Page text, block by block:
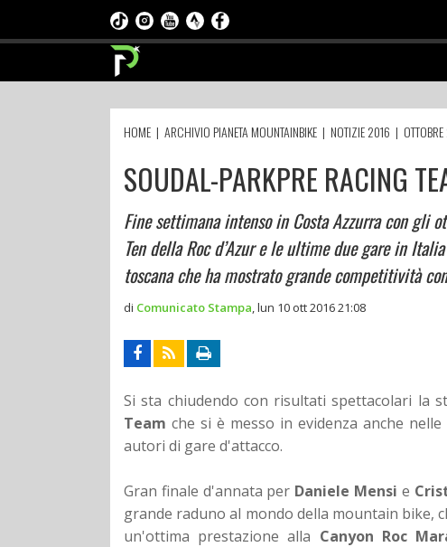
HOME | ARCHIVIO PIANETA MOUNTAINBIKE | NOTIZIE 2016 |
SOUDAL-PARKPRE RACING
Fine settimana intenso in Costa Azzurra con gli
Ten della Roc d’Azur e le ultime due gare in
toscana che ha mostrato grande competitività
di Comunicato Stampa lun 10 ott 2016 21:08
Si sta chiudendo con risultati spettacolari la
Team che si è messo in evidenza anche
autori di gare d'attacco.
Gran finale d'annata per Daniele Mensi e
grande raduno al mondo della mountain bike,
un'ottima prestazione alla Canyon Roc